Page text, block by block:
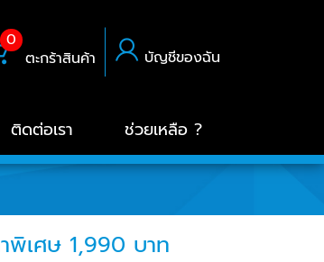
0
ตะกร้าสินค้า
บัญชีของฉัน
ติดต่อเรา ช่วยเหลือ ?
พิเศษ 1,990 บาท